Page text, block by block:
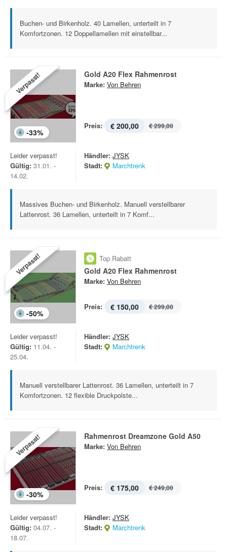
Buchen- und Birkenholz. 40 Lamellen, unterteilt in 7
Komfortzonen. 12 Doppellamellen mit einstellbar...
Verpasst!
-33%
Gold A20 Flex Rahmenrost
Marke: Von Behren
Preis: € 200,00 € 299,00
Leider verpasst!
Gültig: 31.01. -
14.02.
Händler: JYSK
Stadt:
Marchtrenk
Massives Buchen- und Birkenholz. Manuell verstellbarer
Lattenrost. 36 Lamellen, unterteilt in 7 Komf...
Verpasst!
-50%
Top Rabatt
Gold A20 Flex Rahmenrost
Marke: Von Behren
Preis: € 150,00 € 299,00
Leider verpasst!
Gültig: 11.04. -
25.04.
Händler: JYSK
Stadt:
Marchtrenk
Manuell verstellbarer Lattenrost. 36 Lamellen, unterteilt in 7
Komfortzonen. 12 flexible Druckpolste...
Verpasst!
-30%
Rahmenrost Dreamzone Gold A50
Marke: Von Behren
Preis: € 175,00 € 249,00
Leider verpasst!
Gültig: 04.07. -
18.07.
Händler: JYSK
Stadt:
Marchtrenk